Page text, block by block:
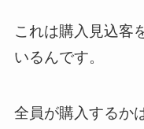
これは購入見込客
いるんです。
全員が購入するか